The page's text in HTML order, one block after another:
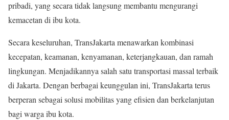
pribadi, yang secara tidak langsung membantu mengurangi
kemacetan di ibu kota.
Secara keseluruhan, TransJakarta menawarkan kombinasi
kecepatan, keamanan, kenyamanan, keterjangkauan, dan ramah
lingkungan. Menjadikannya salah satu transportasi massal terbaik
di Jakarta. Dengan berbagai keunggulan ini, TransJakarta terus
berperan sebagai solusi mobilitas yang efisien dan berkelanjutan
bagi warga ibu kota.